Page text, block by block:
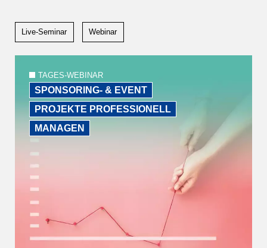
Live-Seminar Webinar
TAGES-WEBINAR
SPONSORING- & EVENT
PROJEKTE PROFESSIONELL
MANAGEN